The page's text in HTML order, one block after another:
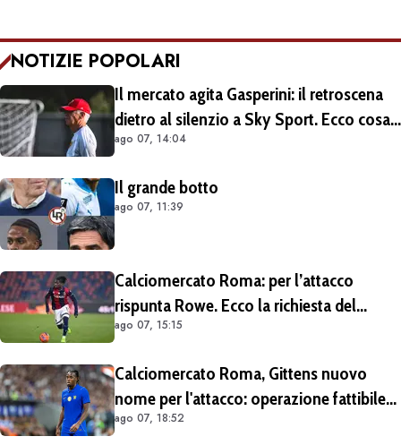
NOTIZIE POPOLARI
Il mercato agita Gasperini: il retroscena
dietro al silenzio a Sky Sport. Ecco cosa
è emerso dal meeting con la proprietà
ago 07, 14:04
Il grande botto
ago 07, 11:39
Calciomercato Roma: per l’attacco
rispunta Rowe. Ecco la richiesta del
Bologna
ago 07, 15:15
Calciomercato Roma, Gittens nuovo
nome per l'attacco: operazione fattibile
solo in prestito
ago 07, 18:52